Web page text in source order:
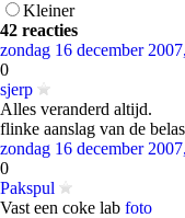
Kleiner
42 reacties
zondag 16 december
0
sjerp
Alles veranderd altijd.
flinke aanslag van de
zondag 16 december
0
Pakspul
Vast een coke lab foto